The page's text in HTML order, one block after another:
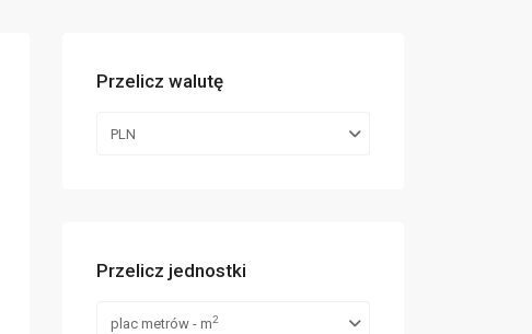
Przelicz walutę
PLN
Przelicz jednostki
plac metrów - m2